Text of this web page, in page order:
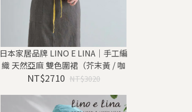
日本家居品牌 LINO E LINA｜手工編
織 天然亞麻 雙色圍裙（芥末黃 / 咖
啡色 A1061）
NT$2710 NT$3020